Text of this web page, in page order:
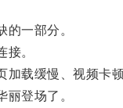
一部分。
。
缓慢、视频卡顿
登场了。